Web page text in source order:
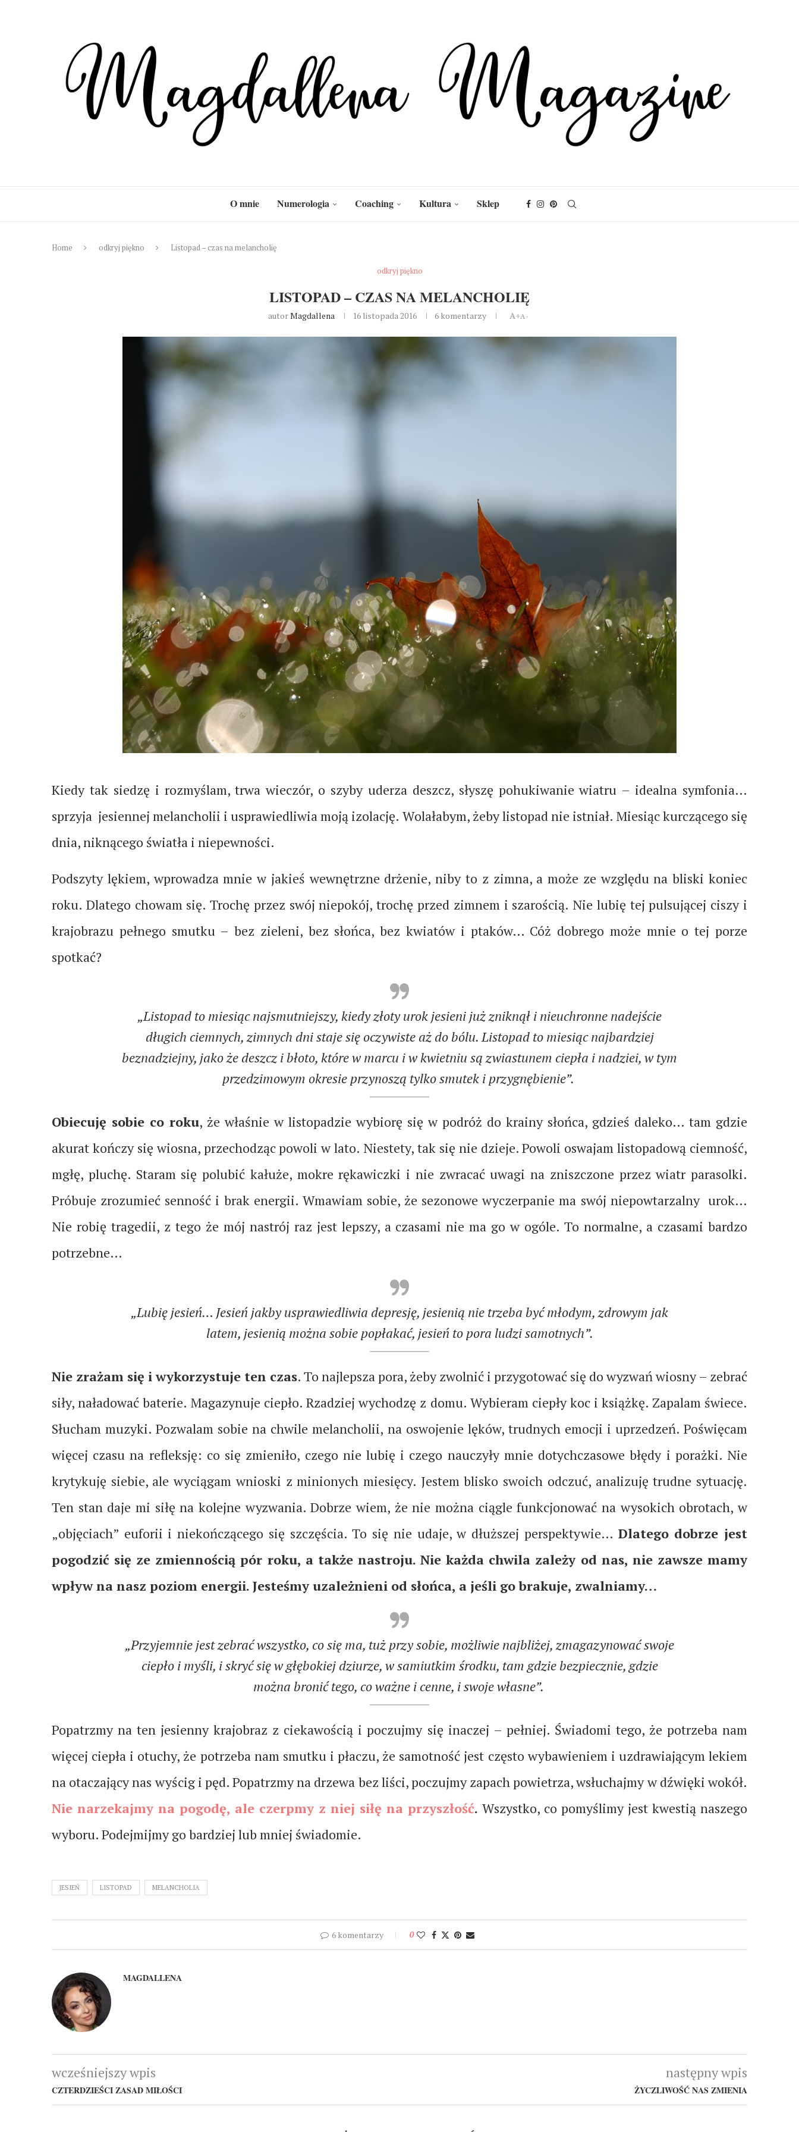
O mnie Numerologia Coaching Kultura Sklep
Home odkryj piękno Listopad – czas na melancholię
odkryj piękno
LISTOPAD – CZAS NA MELANCHOLIĘ
autorMagdallena 16 listopada 2016 6 komentarzy A+A-
Kiedy tak siedzę i rozmyślam, trwa wieczór, o szyby uderza deszcz, słyszę pohukiwanie wiatru – idealna symfonia…
sprzyja jesiennej melancholii i usprawiedliwia moją izolację. Wolałabym, żeby listopad nie istniał. Miesiąc kurczącego się
dnia, niknącego światła i niepewności.
Podszyty lękiem, wprowadza mnie w jakieś wewnętrzne drżenie, niby to z zimna, a może ze względu na bliski koniec
roku. Dlatego chowam się. Trochę przez swój niepokój, trochę przed zimnem i szarością. Nie lubię tej pulsującej ciszy i
krajobrazu pełnego smutku – bez zieleni, bez słońca, bez kwiatów i ptaków… Cóż dobrego może mnie o tej porze
spotkać?
„Listopad to miesiąc najsmutniejszy, kiedy złoty urok jesieni już zniknął i nieuchronne nadejście
długich ciemnych, zimnych dni staje się oczywiste aż do bólu. Listopad to miesiąc najbardziej
beznadziejny, jako że deszcz i błoto, które w marcu i w kwietniu są zwiastunem ciepła i nadziei, w tym
przedzimowym okresie przynoszą tylko smutek i przygnębienie”.
Obiecuję sobie co roku, że właśnie w listopadzie wybiorę się w podróż do krainy słońca, gdzieś daleko… tam gdzie
akurat kończy się wiosna, przechodząc powoli w lato. Niestety, tak się nie dzieje. Powoli oswajam listopadową ciemność,
mgłę, pluchę. Staram się polubić kałuże, mokre rękawiczki i nie zwracać uwagi na zniszczone przez wiatr parasolki.
Próbuje zrozumieć senność i brak energii. Wmawiam sobie, że sezonowe wyczerpanie ma swój niepowtarzalny urok…
Nie robię tragedii, z tego że mój nastrój raz jest lepszy, a czasami nie ma go w ogóle. To normalne, a czasami bardzo
potrzebne…
„Lubię jesień… Jesień jakby usprawiedliwia depresję, jesienią nie trzeba być młodym, zdrowym jak
latem, jesienią można sobie popłakać, jesień to pora ludzi samotnych”.
Nie zrażam się i wykorzystuje ten czas. To najlepsza pora, żeby zwolnić i przygotować się do wyzwań wiosny – zebrać
siły, naładować baterie. Magazynuje ciepło. Rzadziej wychodzę z domu. Wybieram ciepły koc i książkę. Zapalam świece.
Słucham muzyki. Pozwalam sobie na chwile melancholii, na oswojenie lęków, trudnych emocji i uprzedzeń. Poświęcam
więcej czasu na refleksję: co się zmieniło, czego nie lubię i czego nauczyły mnie dotychczasowe błędy i porażki. Nie
krytykuję siebie, ale wyciągam wnioski z minionych miesięcy. Jestem blisko swoich odczuć, analizuję trudne sytuację.
Ten stan daje mi siłę na kolejne wyzwania. Dobrze wiem, że nie można ciągle funkcjonować na wysokich obrotach, w
„objęciach” euforii i niekończącego się szczęścia. To się nie udaje, w dłuższej perspektywie… Dlatego dobrze jest
pogodzić się ze zmiennością pór roku, a także nastroju. Nie każda chwila zależy od nas, nie zawsze mamy
wpływ na nasz poziom energii. Jesteśmy uzależnieni od słońca, a jeśli go brakuje, zwalniamy…
„Przyjemnie jest zebrać wszystko, co się ma, tuż przy sobie, możliwie najbliżej, zmagazynować swoje
ciepło i myśli, i skryć się w głębokiej dziurze, w samiutkim środku, tam gdzie bezpiecznie, gdzie
można bronić tego, co ważne i cenne, i swoje własne”.
Popatrzmy na ten jesienny krajobraz z ciekawością i poczujmy się inaczej – pełniej. Świadomi tego, że potrzeba nam
więcej ciepła i otuchy, że potrzeba nam smutku i płaczu, że samotność jest często wybawieniem i uzdrawiającym lekiem
na otaczający nas wyścig i pęd. Popatrzmy na drzewa bez liści, poczujmy zapach powietrza, wsłuchajmy w dźwięki wokół.
Nie narzekajmy na pogodę, ale czerpmy z niej siłę na przyszłość. Wszystko, co pomyślimy jest kwestią naszego
wyboru. Podejmijmy go bardziej lub mniej świadomie.
JESIEŃ LISTOPAD MELANCHOLIA
6 komentarzy 0
MAGDALLENA
wcześniejszy wpis
CZTERDZIEŚCI ZASAD MIŁOŚCI
następny wpis
ŻYCZLIWOŚĆ NAS ZMIENIA